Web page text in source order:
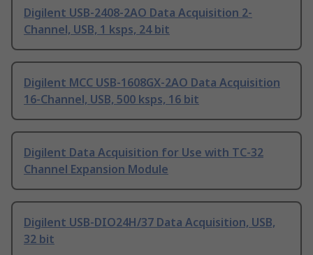
Digilent USB-2408-2AO Data Acquisition 2-
Channel, USB, 1 ksps, 24 bit
Digilent MCC USB-1608GX-2AO Data Acquisition
16-Channel, USB, 500 ksps, 16 bit
Digilent Data Acquisition for Use with TC-32
Channel Expansion Module
Digilent USB-DIO24H/37 Data Acquisition, USB,
32 bit